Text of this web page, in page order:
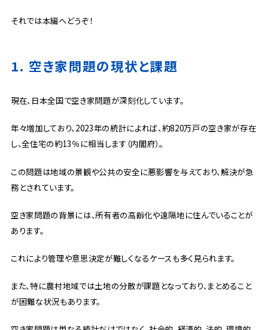
それでは本編へどうぞ！
1. 空き家問題の現状と課題
現在、日本全国で空き家問題が深刻化しています。
年々増加しており、2023年の統計によれば、約820万戸の空き家が存在
し、全住宅の約13％に相当します（内閣府）。
この問題は地域の景観や公共の安全に悪影響を与えており、解決が急
務とされています。
空き家問題の背景には、所有者の高齢化や遠隔地に住んでいることが
あります。
これにより管理や意思決定が難しくなるケースも多く見られます。
また、特に農村地域では土地の分散が課題となっており、まとめること
が困難な状況もあります。